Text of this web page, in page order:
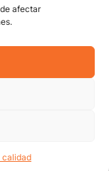
afectar
calidad
los